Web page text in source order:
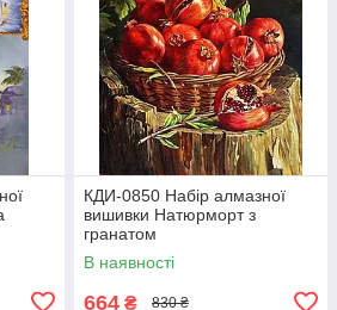
КДИ-0850 Набір алмазної
вишивки Натюрморт з
гранатом
В наявності
664 ₴ 830 ₴